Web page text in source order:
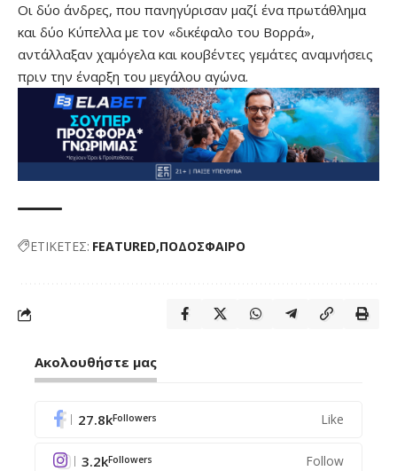
Οι δύο άνδρες, που πανηγύρισαν μαζί ένα πρωτάθλημα
και δύο Κύπελλα με τον «δικέφαλο του Βορρά»,
αντάλλαξαν χαμόγελα και κουβέντες γεμάτες αναμνήσεις
πριν την έναρξη του μεγάλου αγώνα.
ΕΤΙΚΕΤΕΣ: FEATURED ΠΟΔΟΣΦΑΙΡΟ
Ακολουθήστε μας
27.8kFollowers Like
3.2kFollowers Follow